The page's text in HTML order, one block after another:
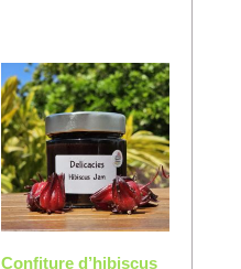
Confiture d’hibiscus